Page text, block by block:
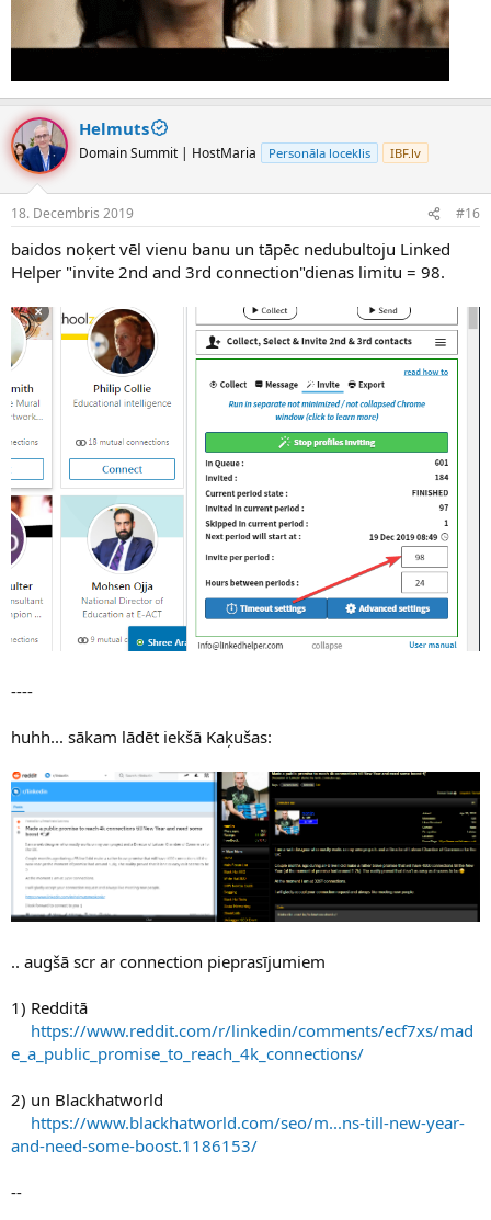
Helmuts
Domain Summit | HostMaria Personāla loceklis IBF.lv
18. Decembris 2019 #16
baidos noķert vēl vienu banu un tāpēc nedubultoju Linked
Helper "invite 2nd and 3rd connection"dienas limitu = 98.
----
huhh... sākam lādēt iekšā Kaķušas:
.. augšā scr ar connection pieprasījumiem
1) Redditā
https://www.reddit.com/r/linkedin/comments/ecf7xs/mad
e_a_public_promise_to_reach_4k_connections/
2) un Blackhatworld
https://www.blackhatworld.com/seo/m...ns-till-new-year-
and-need-some-boost.1186153/
--